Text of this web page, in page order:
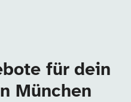
für dein
München